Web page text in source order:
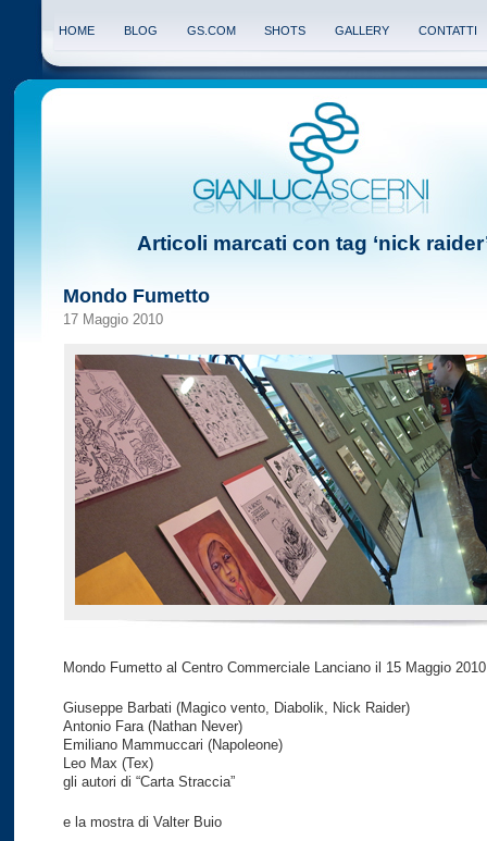
HOME BLOG GS.COM SHOTS GALLERY CONTATTI
Articoli marcati con tag ‘nick
Mondo Fumetto
17 Maggio 2010
Mondo Fumetto al Centro Commerciale Lanciano il 15 Maggio
Giuseppe Barbati (Magico vento, Diabolik, Nick Raider)
Antonio Fara (Nathan Never)
Emiliano Mammuccari (Napoleone)
Leo Max (Tex)
gli autori di “Carta Straccia”
e la mostra di Valter Buio